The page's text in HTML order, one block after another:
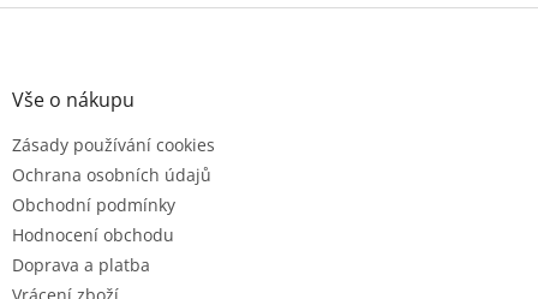
Z
Vše o nákupu
Zásady používání cookies
Ochrana osobních údajů
Obchodní podmínky
Hodnocení obchodu
Doprava a platba
Vrácení zboží